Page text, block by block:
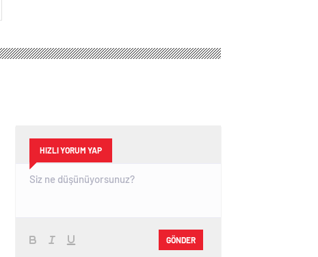
HIZLI YORUM YAP
GÖNDER